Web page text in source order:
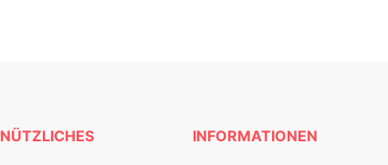
NÜTZLICHES INFORMATIONEN